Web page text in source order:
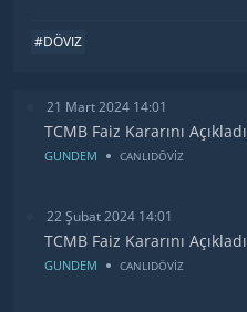
#DÖVIZ
21 Mart 2024 14:01
TCMB Faiz Kararını Açıkladı
GUNDEM CANLIDÖVİZ
22 Şubat 2024 14:01
TCMB Faiz Kararını Açıkladı
GUNDEM CANLIDÖVİZ